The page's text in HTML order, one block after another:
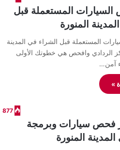
المستعملة قبل
المنورة
المستعملة قبل الشراء في المدينة
الردادي وافحص هي خطوتك الأولى
آمن…
»
877
فحص سيارات وبرمجة
المنورة